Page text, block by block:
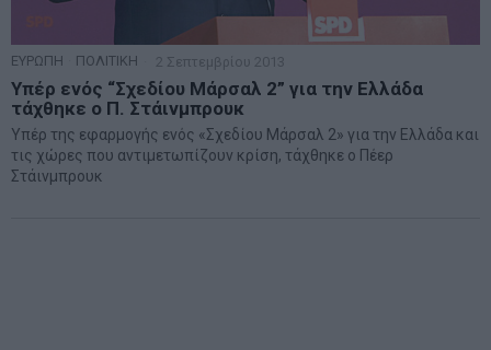
ΕΥΡΩΠΗ ΠΟΛΙΤΙΚΗ 2 Σεπτεμβρίου 2013
Υπέρ ενός “Σχεδίου Μάρσαλ 2” για την Ελλάδα
τάχθηκε ο Π. Στάινμπρουκ
Υπέρ της εφαρμογής ενός «Σχεδίου Μάρσαλ 2» για την Ελλάδα και
τις χώρες που αντιμετωπίζουν κρίση, τάχθηκε ο Πέερ
Στάινμπρουκ